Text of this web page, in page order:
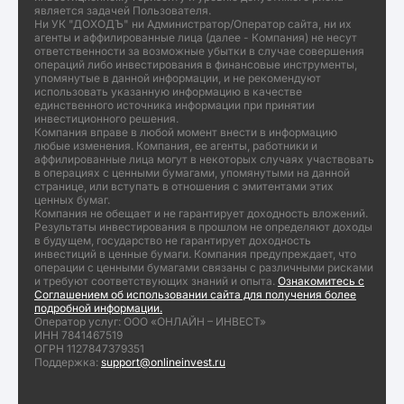
является задачей Пользователя.
Ни УК "ДОХОДЪ" ни Администратор/Оператор сайта, ни их
агенты и аффилированные лица (далее - Компания) не несут
ответственности за возможные убытки в случае совершения
операций либо инвестирования в финансовые инструменты,
упомянутые в данной информации, и не рекомендуют
использовать указанную информацию в качестве
единственного источника информации при принятии
инвестиционного решения.
Компания вправе в любой момент внести в информацию
любые изменения. Компания, ее агенты, работники и
аффилированные лица могут в некоторых случаях участвовать
в операциях с ценными бумагами, упомянутыми на данной
странице, или вступать в отношения с эмитентами этих
ценных бумаг.
Компания не обещает и не гарантирует доходность вложений.
Результаты инвестирования в прошлом не определяют доходы
в будущем, государство не гарантирует доходность
инвестиций в ценные бумаги. Компания предупреждает, что
операции с ценными бумагами связаны с различными рисками
и требуют соответствующих знаний и опыта. Ознакомитесь с
Соглашением об использовании сайта для получения более
подробной информации.
Оператор услуг: ООО «ОНЛАЙН – ИНВЕСТ»
ИНН 7841467519
ОГРН 1127847379351
Поддержка: support@onlineinvest.ru